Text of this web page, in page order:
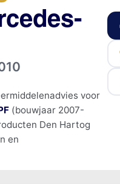
voor
(bouwjaar 2007-
Den Hartog
en